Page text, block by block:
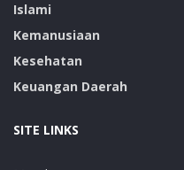
Islami
Kemanusiaan
Kesehatan
Keuangan Daerah
SITE LINKS